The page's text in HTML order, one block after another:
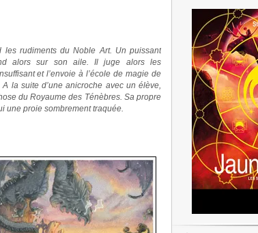
les rudiments du Noble Art. Un puissant
alors sur son aile. Il juge alors les
et l’envoie à l’école de magie de
la suite d’une anicroche avec un élève,
du Royaume des Ténèbres. Sa propre
une proie sombrement traquée.